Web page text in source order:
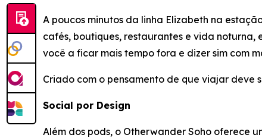
A poucos minutos da linha Elizabeth na
cafés, boutiques, restaurantes e vida
você a ficar mais tempo fora e dizer sim com
Criado com o pensamento de que viajar deve
Social por Design
Além dos pods, o Otherwander Soho oferece